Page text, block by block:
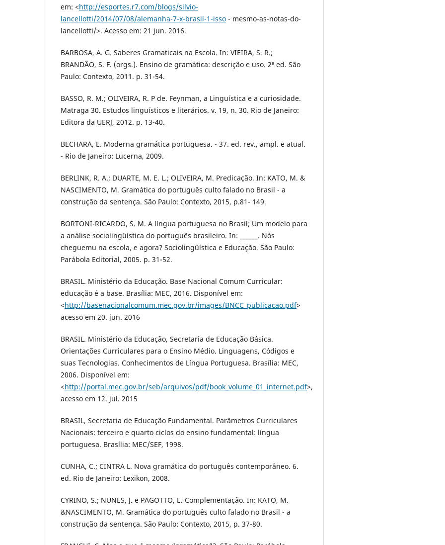
em: <http://esportes.r7.com/blogs/silvio-
lancellotti/2014/07/08/alemanha-7-x-brasil-1-isso - mesmo-as-notas-do-
lancellotti/>. Acesso em: 21 jun. 2016.
BARBOSA, A. G. Saberes Gramaticais na Escola. In: VIEIRA, S. R.;
BRANDÃO, S. F. (orgs.). Ensino de gramática: descrição e uso. 2ª ed. São
Paulo: Contexto, 2011. p. 31-54.
BASSO, R. M.; OLIVEIRA, R. P de. Feynman, a Linguística e a curiosidade.
Matraga 30. Estudos linguísticos e literários. v. 19, n. 30. Rio de Janeiro:
Editora da UERJ, 2012. p. 13-40.
BECHARA, E. Moderna gramática portuguesa. - 37. ed. rev., ampl. e atual.
- Rio de Janeiro: Lucerna, 2009.
BERLINK, R. A.; DUARTE, M. E. L.; OLIVEIRA, M. Predicação. In: KATO, M. &
NASCIMENTO, M. Gramática do português culto falado no Brasil - a
construção da sentença. São Paulo: Contexto, 2015, p.81- 149.
BORTONI-RICARDO, S. M. A língua portuguesa no Brasil; Um modelo para
a análise sociolingüística do português brasileiro. In: ______. Nós
cheguemu na escola, e agora? Sociolingüística e Educação. São Paulo:
Parábola Editorial, 2005. p. 31-52.
BRASIL. Ministério da Educação. Base Nacional Comum Curricular:
educação é a base. Brasília: MEC, 2016. Disponível em:
<http://basenacionalcomum.mec.gov.br/images/BNCC_publicacao.pdf>
acesso em 20. jun. 2016
BRASIL. Ministério da Educação, Secretaria de Educação Básica.
Orientações Curriculares para o Ensino Médio. Linguagens, Códigos e
suas Tecnologias. Conhecimentos de Língua Portuguesa. Brasília: MEC,
2006. Disponível em:
<http://portal.mec.gov.br/seb/arquivos/pdf/book_volume_01_internet.pdf>,
acesso em 12. jul. 2015
BRASIL, Secretaria de Educação Fundamental. Parâmetros Curriculares
Nacionais: terceiro e quarto ciclos do ensino fundamental: língua
portuguesa. Brasília: MEC/SEF, 1998.
CUNHA, C.; CINTRA L. Nova gramática do português contemporâneo. 6.
ed. Rio de Janeiro: Lexikon, 2008.
CYRINO, S.; NUNES, J. e PAGOTTO, E. Complementação. In: KATO, M.
&NASCIMENTO, M. Gramática do português culto falado no Brasil - a
construção da sentença. São Paulo: Contexto, 2015, p. 37-80.